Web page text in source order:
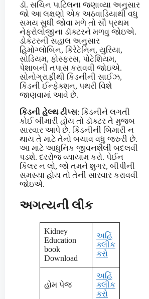
ડૉ. સચિન પાટિલના જણાવ્યા અનુસાર
જો આ લક્ષણો એક અઠવાડિયાથી વધુ
સમય સુધી જોવા મળે તો સૌ પ્રથમ
નેફ્રોલોજીના ડૉક્ટરને મળવુ જોઇએ.
ડોકટરની સહાલ અનુસાર
હિમોગ્લોબિન, કિરેટેનિન, યુરિયા,
સોડિયમ, ફોસ્ફરસ, પોટેશિયમ,
પેશાબની તપાસ કરાવવી જોઇએ.
સોનોગ્રાફીથી કિડનીની સાઈઝ,
કિડની ઈન્ફેક્શન, પથરી વિશે
જાણવામાં આવે છે.
કિડની હેલ્થ ટીપ્સ: કિડનીને લગતી
કોઈ બીમારી હોય તો ડૉક્ટર તે મુજબ
સારવાર આપે છે. કિડનીની બિમારી ન
થાય તે માટે તેનો બચાવ વધુ જરુરી છે.
આ માટે આધુનિક જીવનશૈલી બદલવી
પડશે. દરરોજ વ્યાયામ કરો. પેઈન
કિલર ન લો, જો તમને શુગર, બીપીની
સમસ્યા હોય તો તેની સારવાર કરાવવી
જોઇએ.
અગત્યની લીંક
Kidney
Education
book
Download
અહિં
ક્લીક
કરો
હોમ પેજ
અહિં
ક્લીક
કરો